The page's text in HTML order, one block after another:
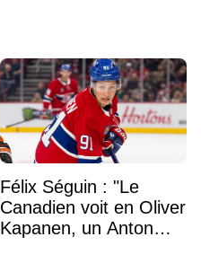
Félix Séguin : "Le
Canadien voit en Oliver
Kapanen, un Anton